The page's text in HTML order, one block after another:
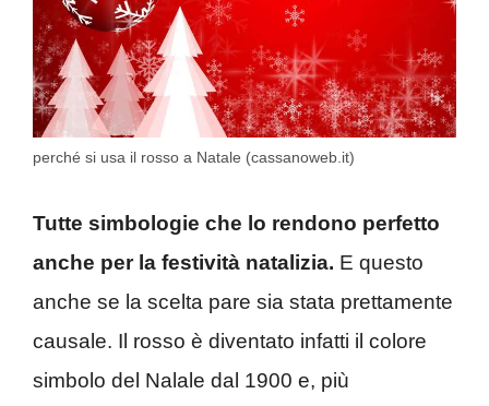
perché si usa il rosso a Natale (cassanoweb.it)
Tutte simbologie che lo rendono perfetto
anche per la festività natalizia. E questo
anche se la scelta pare sia stata prettamente
causale. Il rosso è diventato infatti il colore
simbolo del Nalale dal 1900 e, più